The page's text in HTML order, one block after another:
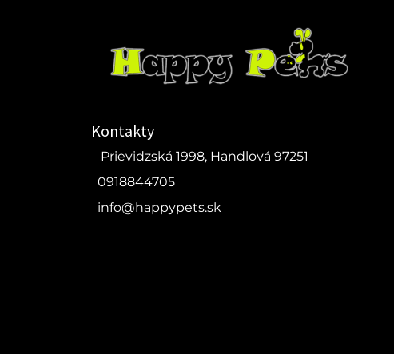
Kontakty
Prievidzská 1998, Handlová 97251
0918844705
info@happypets.sk